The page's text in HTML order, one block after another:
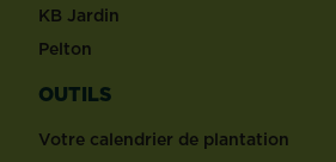
KB Jardin
Pelton
OUTILS
Votre calendrier de plantation